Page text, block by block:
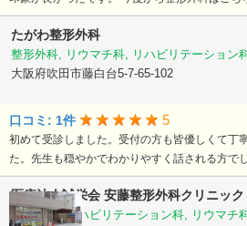
たがわ整形外科
整形外科, リウマチ科, リハビリテーション
大阪府吹田市藤白台5-7-65-102
口コミ: 1件 5
初めて受診しました。受付の方も皆優しくて丁
た。先生も穏やかでわかりやすく話される方で
医療法人誠栄会 安藤整形外科クリニック
整形外科, リハビリテーション科, リウマチ